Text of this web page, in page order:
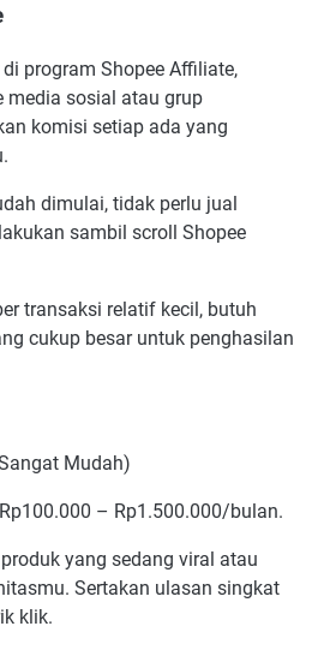
program Shopee Affiliate,
media sosial atau grup
komisi setiap ada yang
dimulai, tidak perlu jual
sambil scroll Shopee
transaksi relatif kecil, butuh
cukup besar untuk penghasilan
Mudah)
Rp100.000 – Rp1.500.000/bulan.
yang sedang viral atau
Sertakan ulasan singkat
klik.